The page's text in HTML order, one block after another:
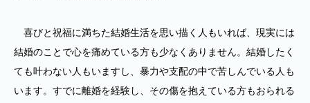
喜びと祝福に満ちた結婚生活を思い描く人もいれば、現実には
結婚のことで心を痛めている方も少なくありません。結婚したく
ても叶わない人もいますし、暴力や支配の中で苦しんでいる人も
います。すでに離婚を経験し、その傷を抱えている方もおられる